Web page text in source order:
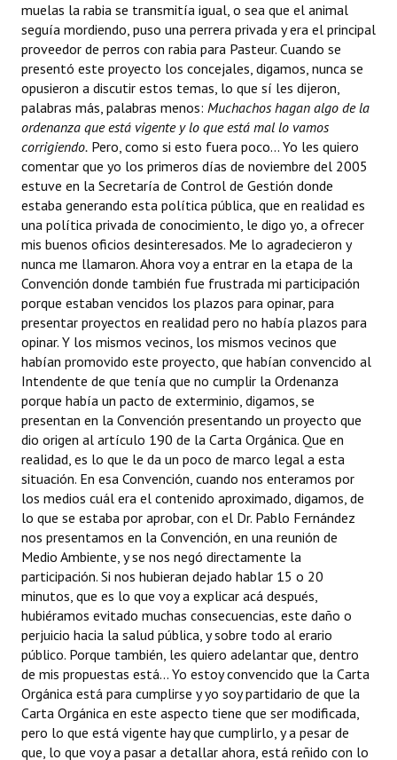
muelas la rabia se transmitía igual, o sea que el animal
seguía mordiendo, puso una perrera privada y era el principal
proveedor de perros con rabia para Pasteur. Cuando se
presentó este proyecto los concejales, digamos, nunca se
opusieron a discutir estos temas, lo que sí les dijeron,
palabras más, palabras menos: Muchachos hagan algo de la
ordenanza que está vigente y lo que está mal lo vamos
corrigiendo. Pero, como si esto fuera poco... Yo les quiero
comentar que yo los primeros días de noviembre del 2005
estuve en la Secretaría de Control de Gestión donde
estaba generando esta política pública, que en realidad es
una política privada de conocimiento, le digo yo, a ofrecer
mis buenos oficios desinteresados. Me lo agradecieron y
nunca me llamaron. Ahora voy a entrar en la etapa de la
Convención donde también fue frustrada mi participación
porque estaban vencidos los plazos para opinar, para
presentar proyectos en realidad pero no había plazos para
opinar. Y los mismos vecinos, los mismos vecinos que
habían promovido este proyecto, que habían convencido al
Intendente de que tenía que no cumplir la Ordenanza
porque había un pacto de exterminio, digamos, se
presentan en la Convención presentando un proyecto que
dio origen al artículo 190 de la Carta Orgánica. Que en
realidad, es lo que le da un poco de marco legal a esta
situación. En esa Convención, cuando nos enteramos por
los medios cuál era el contenido aproximado, digamos, de
lo que se estaba por aprobar, con el Dr. Pablo Fernández
nos presentamos en la Convención, en una reunión de
Medio Ambiente, y se nos negó directamente la
participación. Si nos hubieran dejado hablar 15 o 20
minutos, que es lo que voy a explicar acá después,
hubiéramos evitado muchas consecuencias, este daño o
perjuicio hacia la salud pública, y sobre todo al erario
público. Porque también, les quiero adelantar que, dentro
de mis propuestas está... Yo estoy convencido que la Carta
Orgánica está para cumplirse y yo soy partidario de que la
Carta Orgánica en este aspecto tiene que ser modificada,
pero lo que está vigente hay que cumplirlo, y a pesar de
que, lo que voy a pasar a detallar ahora, está reñido con lo